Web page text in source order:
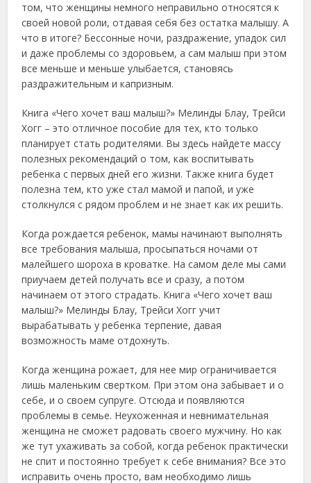
том, что женщины немного неправильно относятся к
своей новой роли, отдавая себя без остатка малышу. А
что в итоге? Бессонные ночи, раздражение, упадок сил
и даже проблемы со здоровьем, а сам малыш при этом
все меньше и меньше улыбается, становясь
раздражительным и капризным.
Книга «Чего хочет ваш малыш?» Мелинды Блау, Трейси
Хогг – это отличное пособие для тех, кто только
планирует стать родителями. Вы здесь найдете массу
полезных рекомендаций о том, как воспитывать
ребенка с первых дней его жизни. Также книга будет
полезна тем, кто уже стал мамой и папой, и уже
столкнулся с рядом проблем и не знает как их решить.
Когда рождается ребенок, мамы начинают выполнять
все требования малыша, просыпаться ночами от
малейшего шороха в кроватке. На самом деле мы сами
приучаем детей получать все и сразу, а потом
начинаем от этого страдать. Книга «Чего хочет ваш
малыш?» Мелинды Блау, Трейси Хогг учит
вырабатывать у ребенка терпение, давая
возможность маме отдохнуть.
Когда женщина рожает, для нее мир ограничивается
лишь маленьким свертком. При этом она забывает и о
себе, и о своем супруге. Отсюда и появляются
проблемы в семье. Неухоженная и невнимательная
женщина не сможет радовать своего мужчину. Но как
же тут ухаживать за собой, когда ребенок практически
не спит и постоянно требует к себе внимания? Все это
исправить очень просто, вам необходимо лишь